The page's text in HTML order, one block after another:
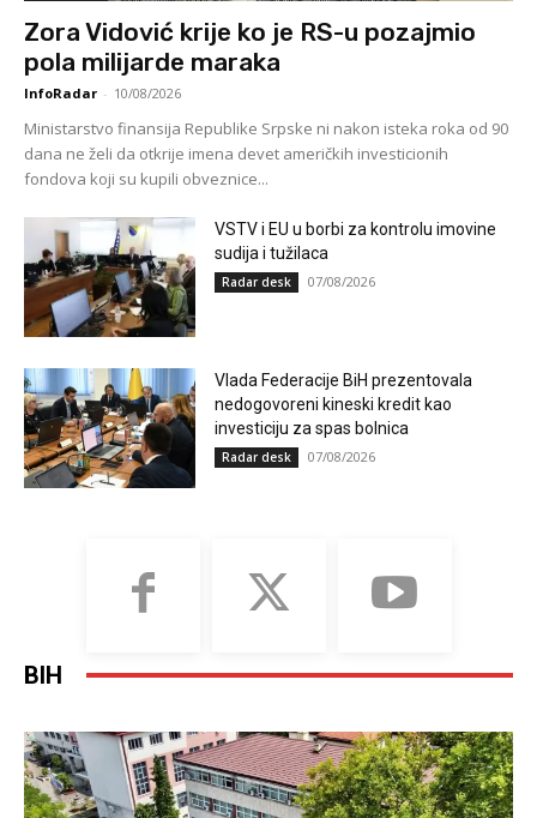
Zora Vidović krije ko je RS-u pozajmio
pola milijarde maraka
InfoRadar - 10/08/2026
Ministarstvo finansija Republike Srpske ni nakon isteka roka od 90
dana ne želi da otkrije imena devet američkih investicionih
fondova koji su kupili obveznice...
VSTV i EU u borbi za kontrolu imovine
sudija i tužilaca
Radar desk 07/08/2026
Vlada Federacije BiH prezentovala
nedogovoreni kineski kredit kao
investiciju za spas bolnica
Radar desk 07/08/2026
BIH